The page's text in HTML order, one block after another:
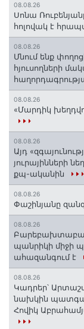
08.08.26
Սոնա
հոլովակ է
08.08.26
Մնում ենք
հյուսողների
08.08.26
«Մարդիկ
08.08.26
Այդ
յուրայինների
քպ-ականին
08.08.26
Փաշինյանը
08.08.26
պանրիկի միջի
ահազանգում է
08.08.26
Կադրեր՝
նախկին
Հովիկ